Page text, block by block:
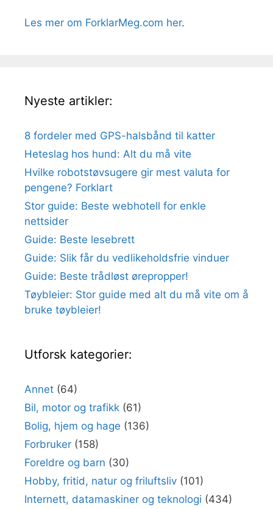
Les mer om ForklarMeg.com her.
Nyeste artikler:
8 fordeler med GPS-halsbånd til katter
Heteslag hos hund: Alt du må vite
Hvilke robotstøvsugere gir mest valuta for
pengene? Forklart
Stor guide: Beste webhotell for enkle
nettsider
Guide: Beste lesebrett
Guide: Slik får du vedlikeholdsfrie vinduer
Guide: Beste trådløst ørepropper!
Tøybleier: Stor guide med alt du må vite om å
bruke tøybleier!
Utforsk kategorier:
Annet (64)
Bil, motor og trafikk (61)
Bolig, hjem og hage (136)
Forbruker (158)
Foreldre og barn (30)
Hobby, fritid, natur og friluftsliv (101)
Internett, datamaskiner og teknologi (434)